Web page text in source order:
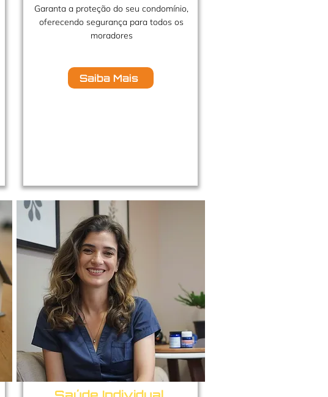
Garanta a proteção do seu condomínio,
oferecendo segurança para todos os
moradores
Saiba Mais